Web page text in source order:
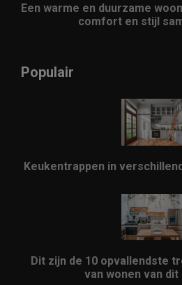
Een warme en duurzame
comfort en stijl
Populair
Keukentrappen in
Dit zijn de 10 opvallendste
van wonen van dit